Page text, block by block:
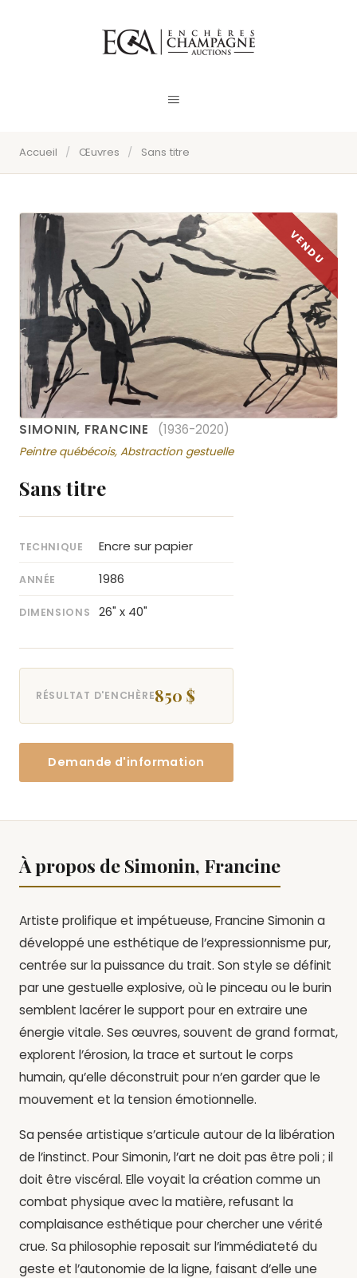
Accueil / Œuvres / Sans titre
SIMONIN, FRANCINE (1936-2020)
Peintre québécois, Abstraction gestuelle
Sans titre
TECHNIQUE Encre sur papier
ANNÉE 1986
DIMENSIONS 26" x 40"
RÉSULTAT D'ENCHÈRE850 $
Demande d'information
À propos de Simonin, Francine
Artiste prolifique et impétueuse,Francine Simonin a
développé une esthétique de l’expressionnisme pur,
centrée sur la puissance du trait. Son style se définit
par une gestuelle explosive,où le pinceau ou le burin
semblent lacérer le support pour en extraire une
énergie vitale. Ses œuvres,souvent de grand format,
explorent l’érosion,la trace et surtout le corps
humain,qu’elle déconstruit pour n’en garder que le
mouvement et la tension émotionnelle.
Sa pensée artistique s’articule autour de lalibération
de l’instinct. Pour Simonin,l’art ne doit pas être poli ; il
doit être viscéral. Elle voyait la création comme un
combat physique avec la matière,refusant la
complaisance esthétique pour chercher une vérité
crue. Sa philosophie reposait sur l’immédiateté du
geste et l’autonomie de la ligne, faisant d’elle une